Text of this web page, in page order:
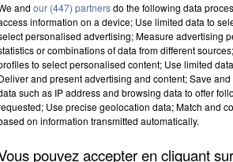
déroulée hier à Mantes-la-
par un riverain après des jets
Les fonctionnaires qui se sont
Les policiers ont tiré plusieurs
and our (447) partnersdo the following data
information on a device; Use limited data to
personalised advertising; Measure advertising
or combinations of data from different
to select personalised content; Use limited
and present advertising and content; Save
such as IP address and browsing data to offer
Use precise geolocation data; Match and
on information transmitted automatically.
pouvez accepter en cliquant